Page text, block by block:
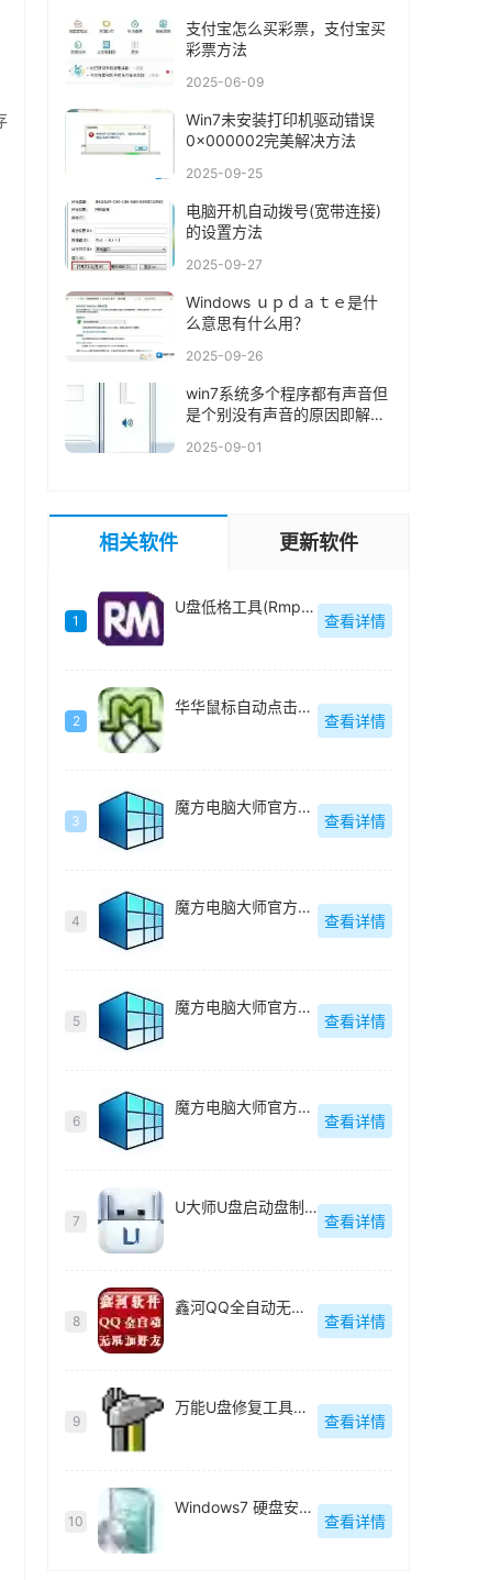
支付宝怎么买彩票，支付宝买
彩票方法
2025-06-09
Win7未安装打印机驱动错误
0x000002完美解决方法
2025-09-25
电脑开机自动拨号(宽带连接)
的设置方法
2025-09-27
Windows ｕｐｄａｔｅ是什
么意思有什么用？
2025-09-26
win7系统多个程序都有声音但
是个别没有声音的原因即解决
2025-09-01
相关软件 更新软件
1
U盘低格工具(Rmprepusb)绿色中文
查看详情
2
华华鼠标自动点击器绿色去广告版
查看详情
3
魔方电脑大师官方最新版
查看详情
4
魔方电脑大师官方最新版
查看详情
5
魔方电脑大师官方最新版
查看详情
6
魔方电脑大师官方最新版
查看详情
7
U大师U盘启动盘制作工具【附教程】
查看详情
8
鑫河QQ全自动无限加好友神器
查看详情
9
万能U盘修复工具绿色版
查看详情
10
Windows7 硬盘安装工具绿色版
查看详情